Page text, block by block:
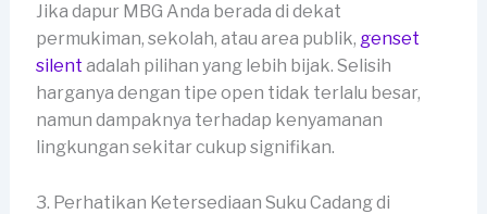
Jika dapur MBG Anda berada di dekat
permukiman, sekolah, atau area publik, genset
silent adalah pilihan yang lebih bijak. Selisih
harganya dengan tipe open tidak terlalu besar,
namun dampaknya terhadap kenyamanan
lingkungan sekitar cukup signifikan.
3. Perhatikan Ketersediaan Suku Cadang di